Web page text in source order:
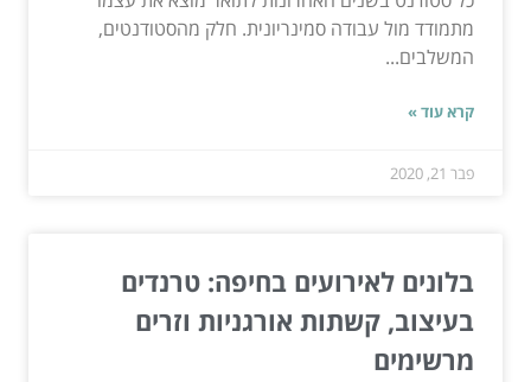
מתמודד מול עבודה סמינריונית. חלק מהסטודנטים,
המשלבים...
קרא עוד »
פבר 21, 2020
בלונים לאירועים בחיפה: טרנדים
בעיצוב, קשתות אורגניות וזרים
מרשימים